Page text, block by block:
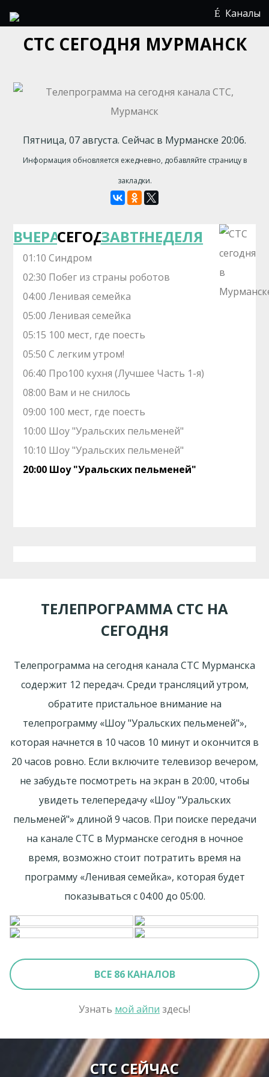
Каналы
СТС СЕГОДНЯ МУРМАНСК
Пятница, 07 августа. Сейчас в Мурманске 20:06.
Информация обновляется ежедневно, добавляйте страницу в
закладки.
ВЧЕРАСЕГОДНЯЗАВТРАНЕДЕЛЯ
01:10 Синдром
02:30 Побег из страны роботов
04:00 Ленивая семейка
05:00 Ленивая семейка
05:15 100 мест, где поесть
05:50 С легким утром!
06:40 Про100 кухня (Лучшее Часть 1-я)
08:00 Вам и нe снилоcь
09:00 100 мест, где поесть
10:00 Шоу "Уральских пельменей"
10:10 Шоу "Уральских пельменей"
20:00 Шоу "Уральских пельменей"
ТЕЛЕПРОГРАММА СТС НА
СЕГОДНЯ
Телепрограмма на сегодня канала СТС Мурманска
содержит 12 передач. Среди трансляций утром,
обратите пристальное внимание на
телепрограмму «Шоу "Уральских пельменей"»,
которая начнется в 10 часов 10 минут и окончится в
20 часов ровно. Если включите телевизор вечером,
не забудьте посмотреть на экран в 20:00, чтобы
увидеть телепередачу «Шоу "Уральских
пельменей"» длиной 9 часов. При поиске передачи
на канале СТС в Мурманске сегодня в ночное
время, возможно стоит потратить время на
программу «Ленивая семейка», которая будет
показываться с 04:00 до 05:00.
ВСЕ 86 КАНАЛОВ
Узнать мой айпи здесь!
СТС СЕЙЧАС